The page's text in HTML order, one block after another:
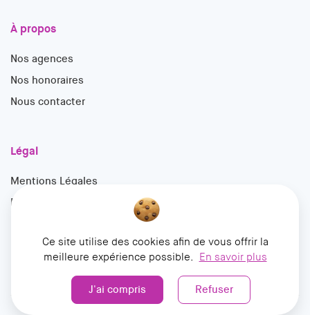
À propos
Nos agences
Nos honoraires
Nous contacter
Légal
Mentions Légales
Politique de confidentialité
Ce site utilise des cookies afin de vous offrir la
meilleure expérience possible. En savoir plus
J'ai compris Refuser